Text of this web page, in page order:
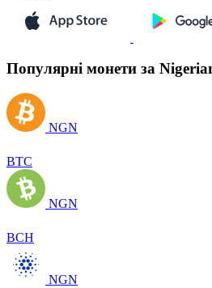
Популярні монети за
NGN
BTC
NGN
BCH
NGN